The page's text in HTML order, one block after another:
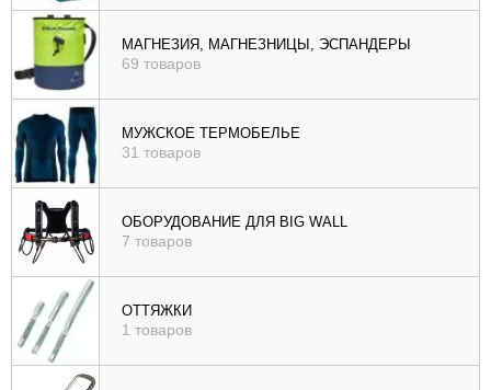
МАГНЕЗИЯ, МАГНЕЗНИЦЫ, ЭСПАНДЕРЫ
69 товаров
МУЖСКОЕ ТЕРМОБЕЛЬЕ
31 товаров
ОБОРУДОВАНИЕ ДЛЯ BIG WALL
7 товаров
ОТТЯЖКИ
1 товаров